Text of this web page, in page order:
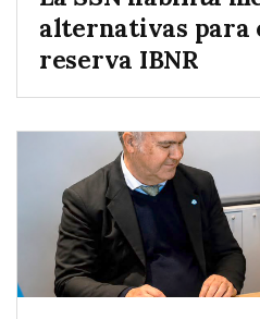
alternativas para
reserva IBNR